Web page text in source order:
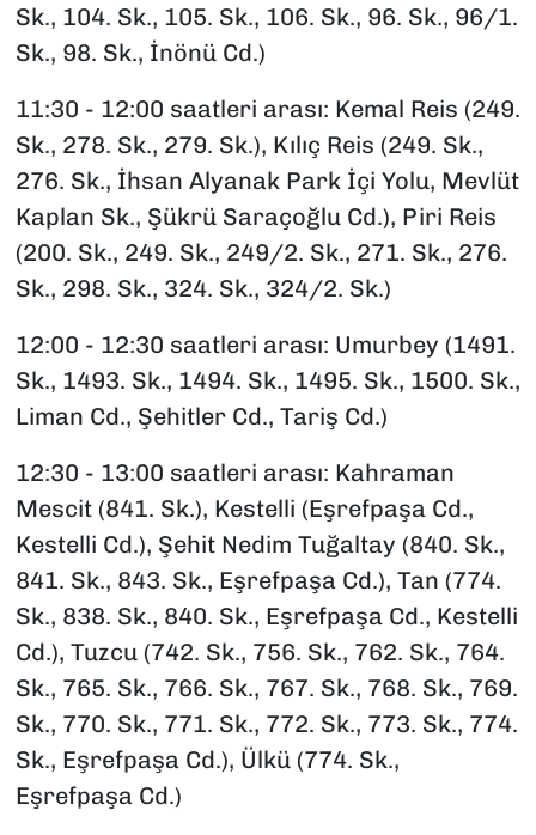
Sk., 104. Sk., 105. Sk., 106. Sk., 96. Sk., 96/1.
Sk., 98. Sk., İnönü Cd.)
11:30 - 12:00 saatleri arası: Kemal Reis (249.
Sk., 278. Sk., 279. Sk.), Kılıç Reis (249. Sk.,
276. Sk., İhsan Alyanak Park İçi Yolu, Mevlüt
Kaplan Sk., Şükrü Saraçoğlu Cd.), Piri Reis
(200. Sk., 249. Sk., 249/2. Sk., 271. Sk., 276.
Sk., 298. Sk., 324. Sk., 324/2. Sk.)
12:00 - 12:30 saatleri arası: Umurbey (1491.
Sk., 1493. Sk., 1494. Sk., 1495. Sk., 1500. Sk.,
Liman Cd., Şehitler Cd., Tariş Cd.)
12:30 - 13:00 saatleri arası: Kahraman
Mescit (841. Sk.), Kestelli (Eşrefpaşa Cd.,
Kestelli Cd.), Şehit Nedim Tuğaltay (840. Sk.,
841. Sk., 843. Sk., Eşrefpaşa Cd.), Tan (774.
Sk., 838. Sk., 840. Sk., Eşrefpaşa Cd., Kestelli
Cd.), Tuzcu (742. Sk., 756. Sk., 762. Sk., 764.
Sk., 765. Sk., 766. Sk., 767. Sk., 768. Sk., 769.
Sk., 770. Sk., 771. Sk., 772. Sk., 773. Sk., 774.
Sk., Eşrefpaşa Cd.), Ülkü (774. Sk.,
Eşrefpaşa Cd.)